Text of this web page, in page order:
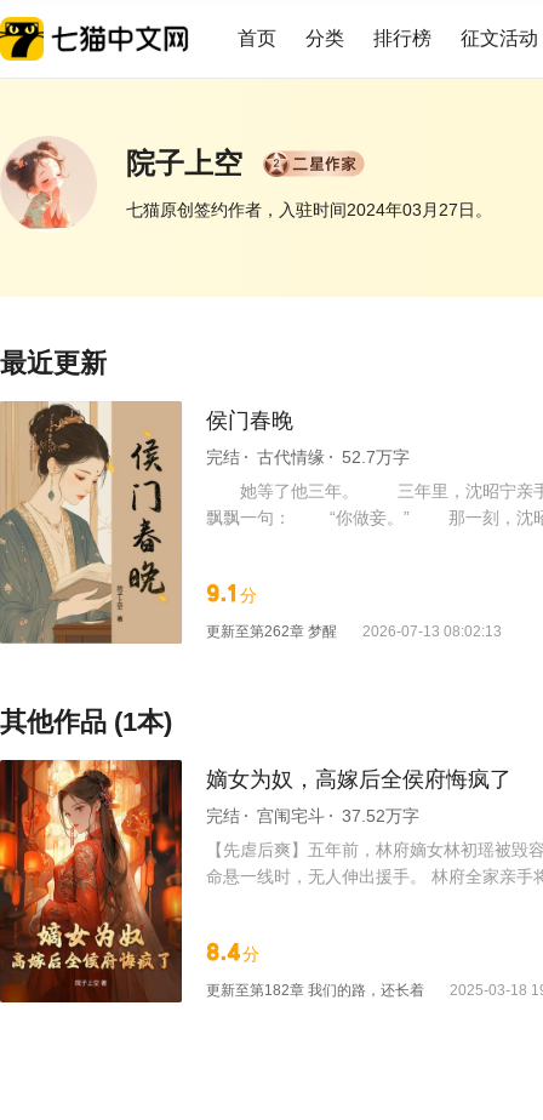
首页 分类 排行榜 征文活动
院子上空
七猫原创签约作者，入驻时间2024年03月27日。
最近更新
侯门春晚
完结 古代情缘
52.7万字
她等了他三年。 三年里，沈昭宁亲手
飘飘一句： “你做妾。” 那一刻，沈昭
子一样不肯放手，哪怕把骄傲和体面都
9.1 分
更新至第262章 梦醒 2026-07-13 08:02:13
其他作品 (1本)
嫡女为奴，高嫁后全侯府悔疯了
完结 宫闱宅斗
37.52万字
【先虐后爽】五年前，林府嫡女林初瑶被
命悬一线时，无人伸出援手。 林府全家亲
阳公主面前被骂得抬不起头； ——曾经冷眼
日。
8.4分
更新至第182章 我们的路，还长着 2025-03-18